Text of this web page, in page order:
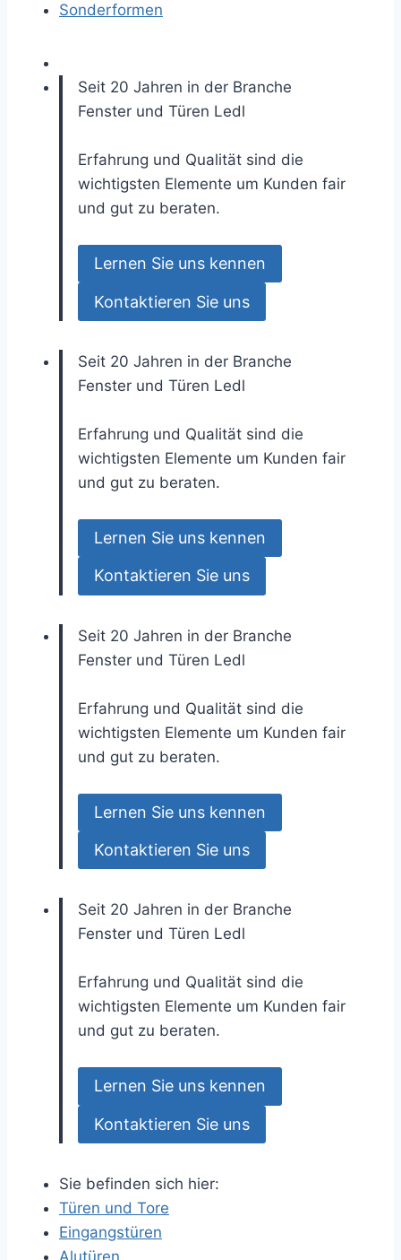
Sonderformen
Seit 20 Jahren in der Branche
Fenster und Türen Ledl
Erfahrung und Qualität sind die
wichtigsten Elemente um Kunden fair
und gut zu beraten.
Lernen Sie uns kennen
Kontaktieren Sie uns
Seit 20 Jahren in der Branche
Fenster und Türen Ledl
Erfahrung und Qualität sind die
wichtigsten Elemente um Kunden fair
und gut zu beraten.
Lernen Sie uns kennen
Kontaktieren Sie uns
Seit 20 Jahren in der Branche
Fenster und Türen Ledl
Erfahrung und Qualität sind die
wichtigsten Elemente um Kunden fair
und gut zu beraten.
Lernen Sie uns kennen
Kontaktieren Sie uns
Seit 20 Jahren in der Branche
Fenster und Türen Ledl
Erfahrung und Qualität sind die
wichtigsten Elemente um Kunden fair
und gut zu beraten.
Lernen Sie uns kennen
Kontaktieren Sie uns
Sie befinden sich hier:
Türen und Tore
Eingangstüren
Alutüren